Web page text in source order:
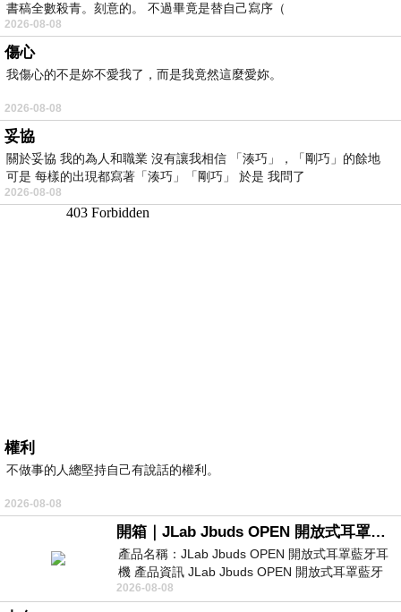
書稿全數殺青。刻意的。 不過畢竟是替自己寫序（
2026-08-08
傷心
我傷心的不是妳不愛我了，而是我竟然這麼愛妳。
2026-08-08
妥協
關於妥協 我的為人和職業 沒有讓我相信 「湊巧」，「剛巧」的餘地
可是 每樣的出現都寫著「湊巧」「剛巧」 於是 我問了
2026-08-08
權利
不做事的人總堅持自己有說話的權利。
2026-08-08
開箱｜JLab Jbuds OPEN 開放式耳罩藍牙耳機 - 設計美學，輕巧、透氣、環境音全物理達成！
產品名稱：JLab Jbuds OPEN 開放式耳罩藍牙耳
機 產品資訊 JLab Jbuds OPEN 開放式耳罩藍牙
耳機評語：非常有特色，值得喜愛美型工
2026-08-08